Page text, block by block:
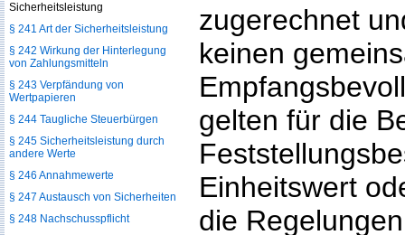
zugerechnet
keinen
gelten für die
Einheitswert
die
Sicherheitsleistung
§ 241 Art der Sicherheitsleistung
§ 242 Wirkung der Hinterlegung
von Zahlungsmitteln
§ 243 Verpfändung von
Wertpapieren
§ 244 Taugliche Steuerbürgen
§ 245 Sicherheitsleistung durch
andere Werte
§ 246 Annahmewerte
§ 247 Austausch von Sicherheiten
§ 248 Nachschusspflicht